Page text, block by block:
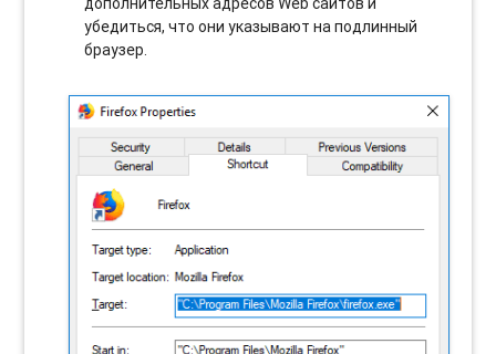
убедиться, что они указывают на подлинный
браузер.